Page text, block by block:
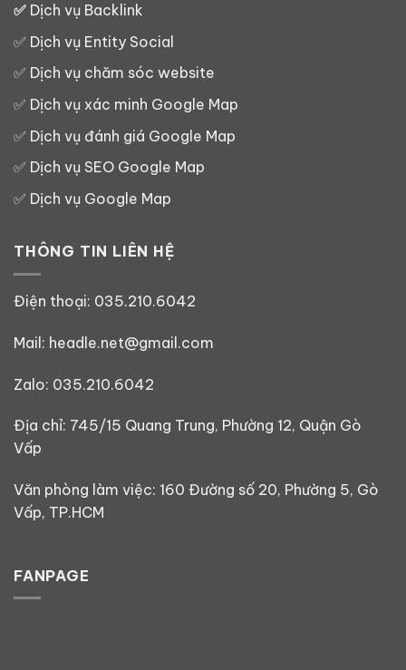
✅ Dịch vụ Backlink
✅ Dịch vụ Entity Social
✅ Dịch vụ chăm sóc website
✅ Dịch vụ xác minh Google Map
✅ Dịch vụ đánh giá Google Map
✅ Dịch vụ SEO Google Map
✅ Dịch vụ Google Map
THÔNG TIN LIÊN HỆ
Điện thoại: 035.210.6042
Mail: headle.net@gmail.com
Zalo: 035.210.6042
Địa chỉ: 745/15 Quang Trung, Phường 12, Quận Gò
Vấp
Văn phòng làm việc: 160 Đường số 20, Phường 5, Gò
Vấp, TP.HCM
FANPAGE